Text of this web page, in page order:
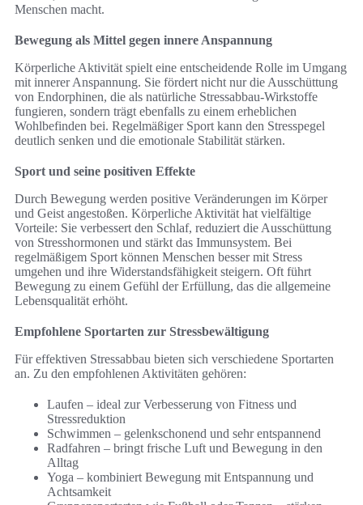
Menschen macht.
Bewegung als Mittel gegen innere Anspannung
Körperliche Aktivität spielt eine entscheidende Rolle im Umgang
mit innerer Anspannung. Sie fördert nicht nur die Ausschüttung
von Endorphinen, die als natürliche Stressabbau-Wirkstoffe
fungieren, sondern trägt ebenfalls zu einem erheblichen
Wohlbefinden bei. Regelmäßiger Sport kann den Stresspegel
deutlich senken und die emotionale Stabilität stärken.
Sport und seine positiven Effekte
Durch Bewegung werden positive Veränderungen im Körper
und Geist angestoßen. Körperliche Aktivität hat vielfältige
Vorteile: Sie verbessert den Schlaf, reduziert die Ausschüttung
von Stresshormonen und stärkt das Immunsystem. Bei
regelmäßigem Sport können Menschen besser mit Stress
umgehen und ihre Widerstandsfähigkeit steigern. Oft führt
Bewegung zu einem Gefühl der Erfüllung, das die allgemeine
Lebensqualität erhöht.
Empfohlene Sportarten zur Stressbewältigung
Für effektiven Stressabbau bieten sich verschiedene Sportarten
an. Zu den empfohlenen Aktivitäten gehören:
Laufen – ideal zur Verbesserung von Fitness und
Stressreduktion
Schwimmen – gelenkschonend und sehr entspannend
Radfahren – bringt frische Luft und Bewegung in den
Alltag
Yoga – kombiniert Bewegung mit Entspannung und
Achtsamkeit